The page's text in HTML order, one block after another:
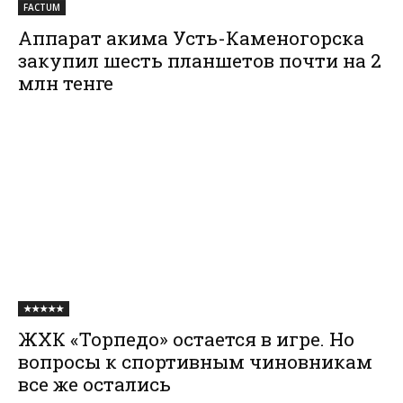
FACTUM
Аппарат акима Усть-Каменогорска
закупил шесть планшетов почти на 2
млн тенге
★★★★★
ЖХК «Торпедо» остается в игре. Но
вопросы к спортивным чиновникам
все же остались